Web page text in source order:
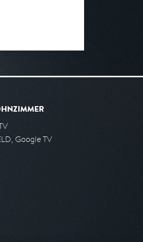
Google TV